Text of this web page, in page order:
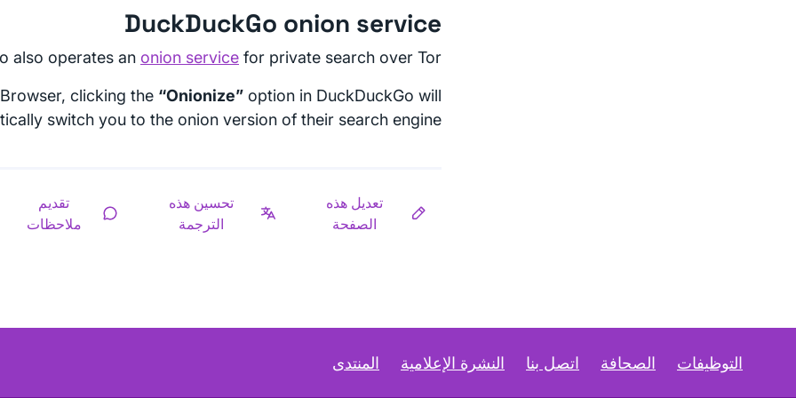
DuckDuckGo onion service
also operates an onion service for private search over Tor.
clicking the “Onionize” option in DuckDuckGo will
switch you to the onion version of their search engine.
تعديل هذه
الصفحة
تحسين هذه
الترجمة
تقديم
ملاحظات
التوظيفات الصحافة اتصل بنا النشرة الإعلامية المنتدى